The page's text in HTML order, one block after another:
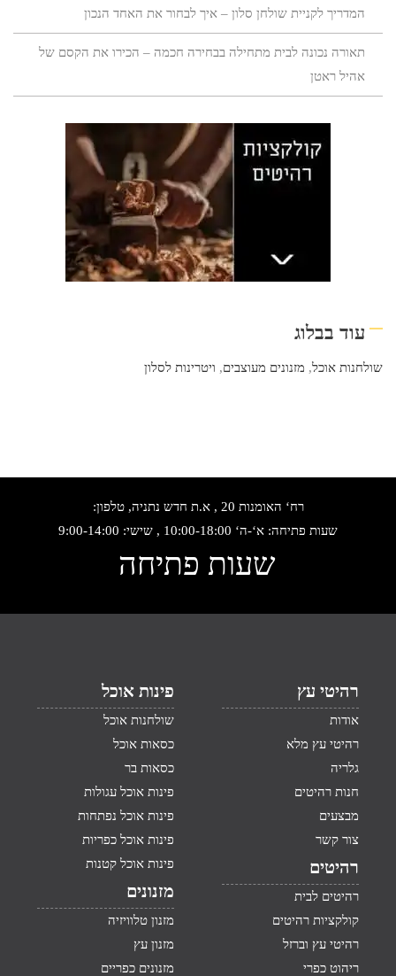
המדריך לקניית שולחן סלון – איך לבחור את האחד הנכון
תאורה נכונה לבית מתחילה בבחירה חכמה – הכירו את הקסם של
אהיל ראטן
עוד בבלוג
שולחנות אוכל, מזנונים מעוצבים, ויטרינות לסלון
רח‘ האומנות 20 , א.ת חדש נתניה, טלפון:
שעות פתיחה: א‘-ה‘ 10:00-18:00 , שישי: 9:00-14:00
שעות פתיחה
רהיטי עץ
אודות
רהיטי עץ מלא
גלריה
חנות רהיטים
מבצעים
צור קשר
רהיטים
רהיטים לבית
קולקציות רהיטים
רהיטי עץ וברזל
ריהוט כפרי
פינות אוכל
שולחנות אוכל
כסאות אוכל
כסאות בר
פינות אוכל עגולות
פינות אוכל נפתחות
פינות אוכל כפריות
פינות אוכל קטנות
מזנונים
מזנון טלוויזיה
מזנון עץ
מזנונים כפריים